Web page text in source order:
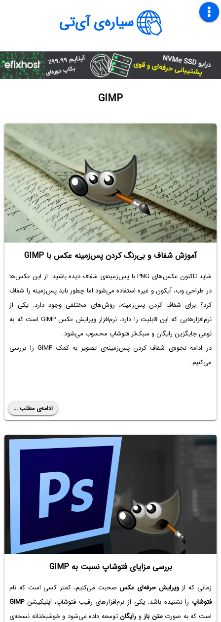
سیاره‌ی آی‌تی
GIMP
آموزش شفاف و بی‌رنگ کردن پس‌زمینه عکس با GIMP
شاید تاکنون عکس‌‌های PNG با پس‌زمینه‌ی شفاف دیده باشید. از این عکس‌ها
در طراحی وب، آیکون و غیره استفاده می‌شود اما چطور باید پس‌زمینه را شفاف
کرد؟ برای شفاف کردن پس‌زمینه، روش‌های مختلفی وجود دارد. یکی از
نرم‌افزارهایی که این قابلیت را دارد، نرم‌افزار ویرایش عکس GIMP است که به
نوعی جایگزین رایگان و سبک‌تر فتوشاپ محسوب می‌شود.
در ادامه نحوه‌ی شفاف کردن پس‌زمینه‌ی تصویر به کمک GIMP را بررسی
می‌کنیم.
ادامه‌ی مطلب ...
بررسی مزایای فتوشاپ نسبت به GIMP
زمانی که ازویرایش حرفه‌ای عکسصحبت می‌کنیم، کمتر کسی است که نام
فتوشاپ را نشنیده باشد. یکی از نرم‌افزارهای رقیب فتوشاپ، اپلیکیشنGIMP
است که به صورتمتن باز و رایگانتوسعه داده می‌شود و خوشبختانه نسخه‌ی